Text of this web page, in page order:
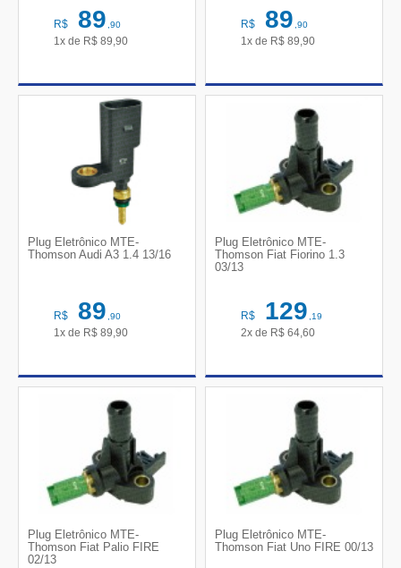
R$ 89,90
1x de R$ 89,90
R$ 89,90
1x de R$ 89,90
Plug Eletrônico MTE-
Thomson Audi A3 1.4 13/16
R$ 89,90
1x de R$ 89,90
Plug Eletrônico MTE-
Thomson Fiat Fiorino 1.3
03/13
R$ 129,19
2x de R$ 64,60
Plug Eletrônico MTE-
Thomson Fiat Palio FIRE
02/13
Plug Eletrônico MTE-
Thomson Fiat Uno FIRE 00/13